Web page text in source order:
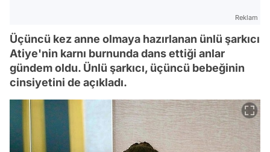
Reklam
Üçüncü kez anne olmaya hazırlanan ünlü şarkıcı
Atiye'nin karnı burnunda dans ettiği anlar
gündem oldu. Ünlü şarkıcı, üçüncü bebeğinin
cinsiyetini de açıkladı.